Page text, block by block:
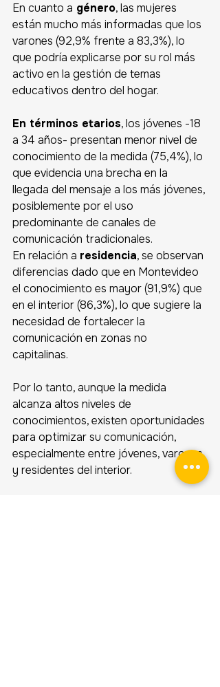
En cuanto a género, las mujeres
están mucho más informadas que los
varones (92,9% frente a 83,3%), lo
que podría explicarse por su rol más
activo en la gestión de temas
educativos dentro del hogar.
En términos etarios, los jóvenes -18
a 34 años- presentan menor nivel de
conocimiento de la medida (75,4%), lo
que evidencia una brecha en la
llegada del mensaje a los más jóvenes,
posiblemente por el uso
predominante de canales de
comunicación tradicionales.
En relación a residencia, se observan
diferencias dado que en Montevideo
el conocimiento es mayor (91,9%) que
en el interior (86,3%), lo que sugiere la
necesidad de fortalecer la
comunicación en zonas no
capitalinas.
Por lo tanto, aunque la medida
alcanza altos niveles de
conocimientos, existen oportunidades
para optimizar su comunicación,
especialmente entre jóvenes, varones
y residentes del interior.